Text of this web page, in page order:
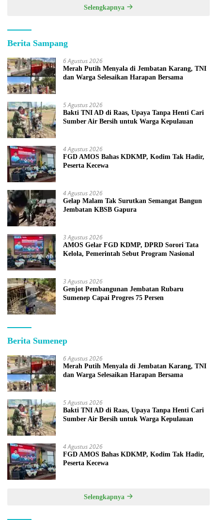
Selengkapnya
Berita Sampang
6 Agustus 2026
Merah Putih Menyala di Jembatan Karang, TNI
dan Warga Selesaikan Harapan Bersama
5 Agustus 2026
Bakti TNI AD di Raas, Upaya Tanpa Henti Cari
Sumber Air Bersih untuk Warga Kepulauan
4 Agustus 2026
FGD AMOS Bahas KDKMP, Kodim Tak Hadir,
Peserta Kecewa
4 Agustus 2026
Gelap Malam Tak Surutkan Semangat Bangun
Jembatan KBSB Gapura
3 Agustus 2026
AMOS Gelar FGD KDMP, DPRD Sorori Tata
Kelola, Pemerintah Sebut Program Nasional
3 Agustus 2026
Genjot Pembangunan Jembatan Rubaru
Sumenep Capai Progres 75 Persen
Berita Sumenep
6 Agustus 2026
Merah Putih Menyala di Jembatan Karang, TNI
dan Warga Selesaikan Harapan Bersama
5 Agustus 2026
Bakti TNI AD di Raas, Upaya Tanpa Henti Cari
Sumber Air Bersih untuk Warga Kepulauan
4 Agustus 2026
FGD AMOS Bahas KDKMP, Kodim Tak Hadir,
Peserta Kecewa
Selengkapnya